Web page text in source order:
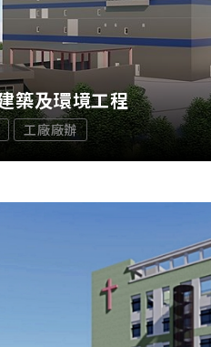
築及環境工程
工廠廠辦